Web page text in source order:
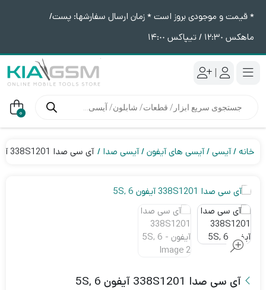
* قیمت و موجودی بروز است * زمان ارسال سفارشها: پست/
ماهکس ١٢:٣٠ / تیپاکس ١۴:٠٠
|
محصولات 0
خانه آیسی آیسی های آیفون آیسی صدا آی سی صدا 338S1201 آیفون 5S, 6
آی سی صدا 338S1201 آیفون 5S, 6